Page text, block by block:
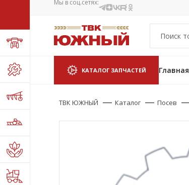
Мы в соц.сетях:
КАТАЛОГ ЗАПЧАСТЕЙ Главная
ТВК ЮЖНЫЙ Каталог Посев